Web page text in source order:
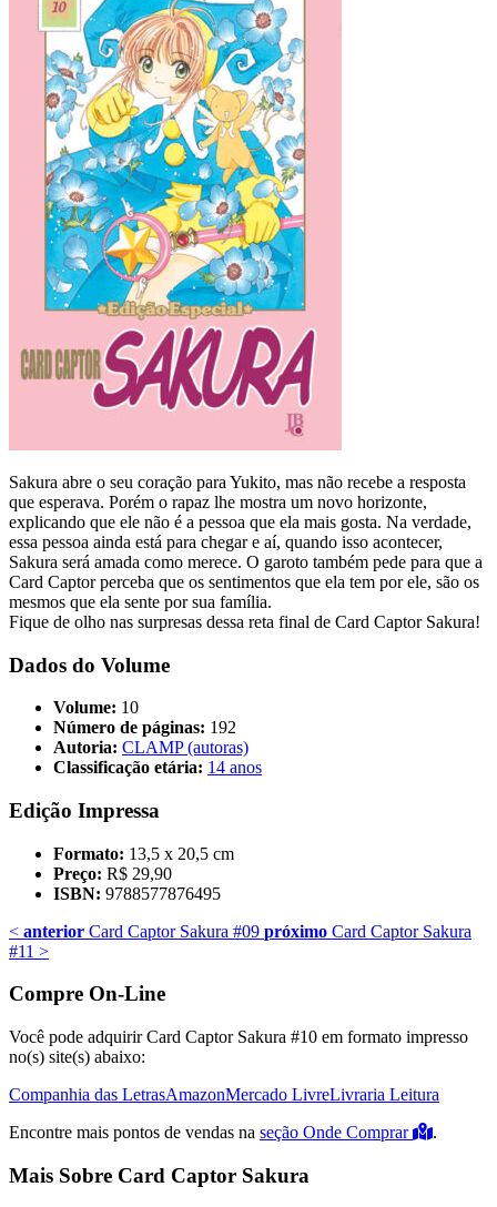
Sakura abre o seu coração para Yukito, mas não recebe a resposta
que esperava. Porém o rapaz lhe mostra um novo horizonte,
explicando que ele não é a pessoa que ela mais gosta. Na verdade,
essa pessoa ainda está para chegar e aí, quando isso acontecer,
Sakura será amada como merece. O garoto também pede para que a
Card Captor perceba que os sentimentos que ela tem por ele, são os
mesmos que ela sente por sua família.
Fique de olho nas surpresas dessa reta final de Card Captor Sakura!
Dados do Volume
Volume: 10
Número de páginas: 192
Autoria: CLAMP (autoras)
Classificação etária: 14 anos
Edição Impressa
Formato: 13,5 x 20,5 cm
Preço: R$ 29,90
ISBN: 9788577876495
< anterior Card Captor Sakura #09 próximo Card Captor Sakura
#11 >
Compre On-Line
Você pode adquirir Card Captor Sakura #10 em formato impresso
no(s) site(s) abaixo:
Companhia das LetrasAmazonMercado LivreLivraria Leitura
Encontre mais pontos de vendas na seção Onde Comprar .
Mais Sobre Card Captor Sakura